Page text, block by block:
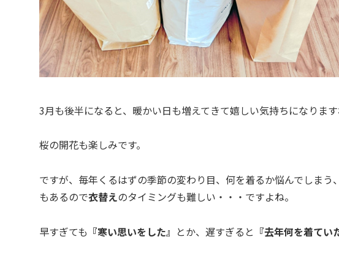
3月も後半になると、暖かい日も増えてきて嬉しい気持ちになります
桜の開花も楽しみです。
ですが、毎年くるはずの季節の変わり目、何を着るか悩んでしま
もあるので衣替えのタイミングも難しい・・・ですよね。
早すぎても 『寒い思いをした』 とか、遅すぎると 『去年何を着て